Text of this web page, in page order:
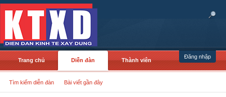
Đăng nhập
Trang chủ Diễn đàn
Tìm kiếm diễn đàn Bài viết gần đây
Thành viên